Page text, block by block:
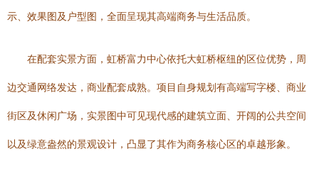
示、效果图及户型图，全面呈现其高端商务与生活品质。
在配套实景方面，虹桥富力中心依托大虹桥枢纽的区位优势，周
边交通网络发达，商业配套成熟。项目自身规划有高端写字楼、商业
街区及休闲广场，实景图中可见现代感的建筑立面、开阔的公共空间
以及绿意盎然的景观设计，凸显了其作为商务核心区的卓越形象。